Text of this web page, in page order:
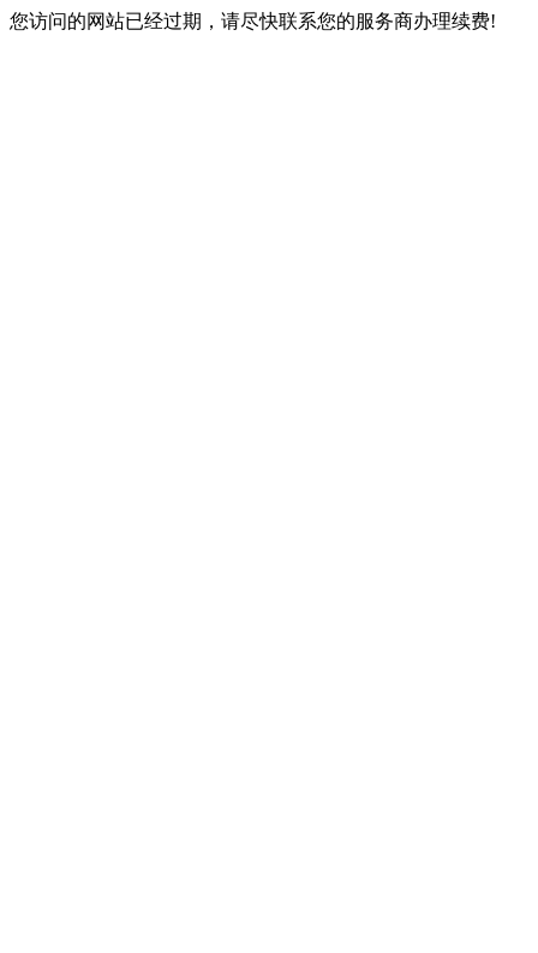
您访问的网站已经过期，请尽快联系您的服务商办理续费!